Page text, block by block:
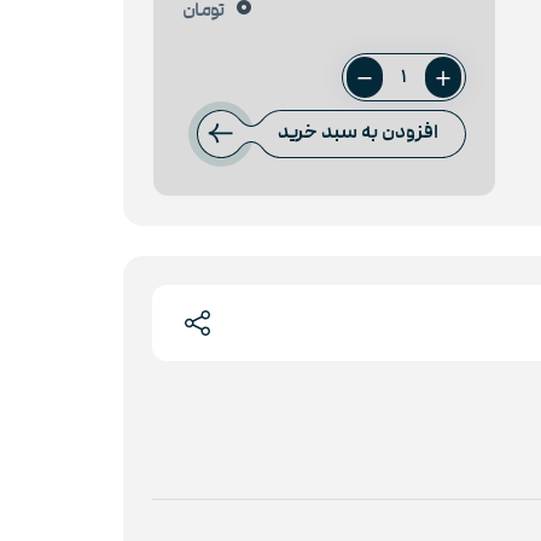
تومان
میلگرد
22
فایکو
افزودن به سبد خرید